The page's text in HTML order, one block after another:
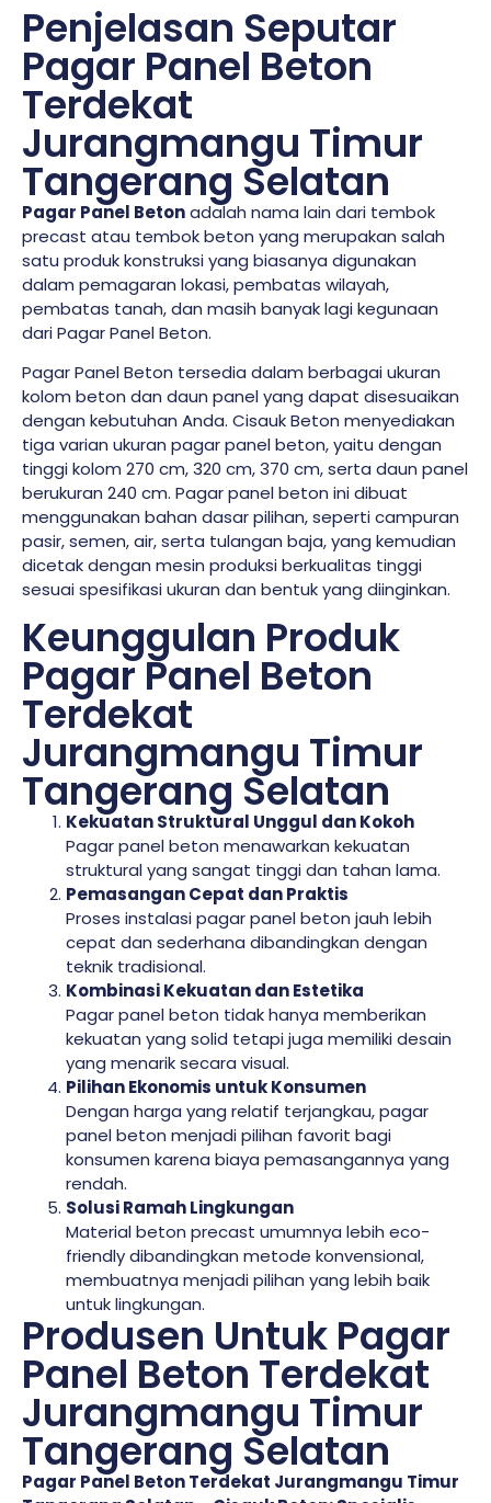
Penjelasan Seputar
Pagar Panel Beton
Terdekat
Jurangmangu Timur
Tangerang Selatan
Pagar Panel Betonadalah nama lain dari tembok
precast atau tembok beton yang merupakan salah
satu produk konstruksi yang biasanya digunakan
dalam pemagaran lokasi, pembatas wilayah,
pembatas tanah, dan masih banyak lagi kegunaan
dari Pagar Panel Beton.
Pagar Panel Beton tersedia dalam berbagai ukuran
kolom beton dan daun panel yang dapat disesuaikan
dengan kebutuhan Anda. Cisauk Beton menyediakan
tiga varian ukuran pagar panel beton, yaitu dengan
tinggi kolom 270 cm, 320 cm, 370 cm, serta daun panel
berukuran 240 cm. Pagar panel beton ini dibuat
menggunakan bahan dasar pilihan, seperti campuran
pasir, semen, air, serta tulangan baja, yang kemudian
dicetak dengan mesin produksi berkualitas tinggi
sesuai spesifikasi ukuran dan bentuk yang diinginkan.
Keunggulan Produk
Pagar Panel Beton
Terdekat
Jurangmangu Timur
Tangerang Selatan
Kekuatan Struktural Unggul dan Kokoh
Pagar panel beton menawarkan kekuatan
struktural yang sangat tinggi dan tahan lama.
Pemasangan Cepat dan Praktis
Proses instalasi pagar panel beton jauh lebih
cepat dan sederhana dibandingkan dengan
teknik tradisional.
Kombinasi Kekuatan dan Estetika
Pagar panel beton tidak hanya memberikan
kekuatan yang solid tetapi juga memiliki desain
yang menarik secara visual.
Pilihan Ekonomis untuk Konsumen
Dengan harga yang relatif terjangkau, pagar
panel beton menjadi pilihan favorit bagi
konsumen karena biaya pemasangannya yang
rendah.
Solusi Ramah Lingkungan
Material beton precast umumnya lebih eco-
friendly dibandingkan metode konvensional,
membuatnya menjadi pilihan yang lebih baik
untuk lingkungan.
Produsen Untuk Pagar
Panel Beton Terdekat
Jurangmangu Timur
Tangerang Selatan
Pagar Panel Beton Terdekat Jurangmangu Timur